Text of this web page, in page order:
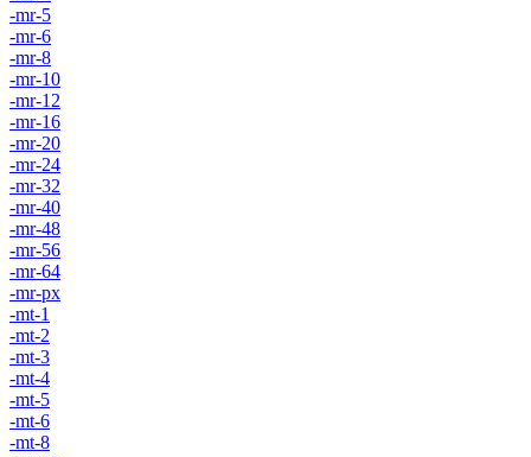
-mr-5
-mr-6
-mr-8
-mr-10
-mr-12
-mr-16
-mr-20
-mr-24
-mr-32
-mr-40
-mr-48
-mr-56
-mr-64
-mr-px
-mt-1
-mt-2
-mt-3
-mt-4
-mt-5
-mt-6
-mt-8